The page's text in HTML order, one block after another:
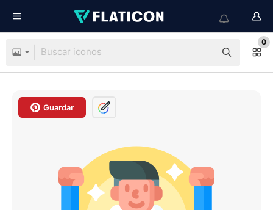
0
Guardar